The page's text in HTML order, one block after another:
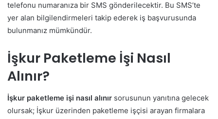
telefonu numaranıza bir SMS gönderilecektir. Bu SMS’te
yer alan bilgilendirmeleri takip ederek iş başvurusunda
bulunmanız mümkündür.
İşkur Paketleme İşi Nasıl
Alınır?
İşkur paketleme işi nasıl alınır sorusunun yanıtına gelecek
olursak; İşkur üzerinden paketleme işçisi arayan firmalara